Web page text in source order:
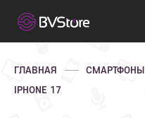
ГЛАВНАЯ СМАРТФОНЫ
IPHONE 17